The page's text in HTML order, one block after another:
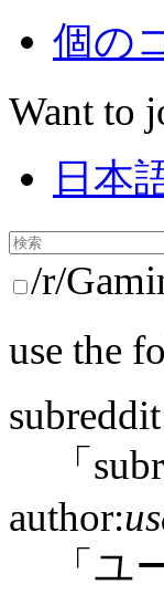
個の
Want to
日本
/r/
use the
「
author:
「